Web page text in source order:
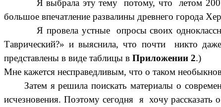
Я выбрала эту тему потому, что летом 2007
большое впечатление развалины древнего города
Я провела устные опросы своих
Таврический?» и выяснила, что почти никто
представлены в виде таблицы в Приложении 2.)
Мне кажется несправедливым, что о таком
Затем я решила поискать материалы о
исчезновения. Поэтому сегодня я хочу